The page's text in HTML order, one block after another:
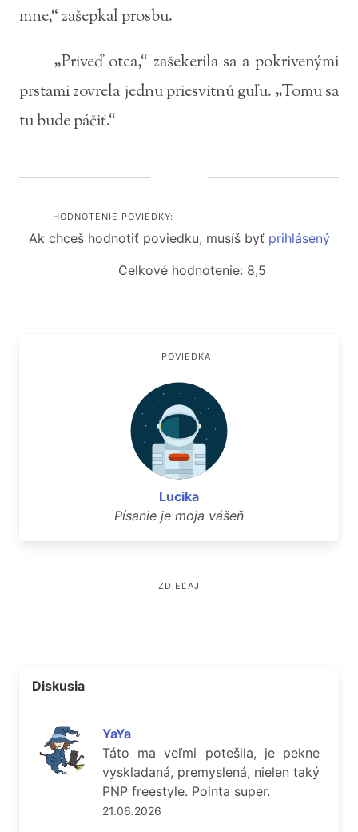
mne,“ zašepkal prosbu.
„Priveď otca,“ zašekerila sa a pokrivenými
prstami zovrela jednu priesvitnú guľu. „Tomu sa
tu bude páčiť.“
HODNOTENIE POVIEDKY:
Ak chceš hodnotiť poviedku, musíš byť prihlásený
Celkové hodnotenie: 8,5
POVIEDKA
Lucika
Písanie je moja vášeň
ZDIEĽAJ
Diskusia
YaYa
Táto ma veľmi potešila, je pekne
vyskladaná, premyslená, nielen taký
PNP freestyle. Pointa super.
21.06.2026